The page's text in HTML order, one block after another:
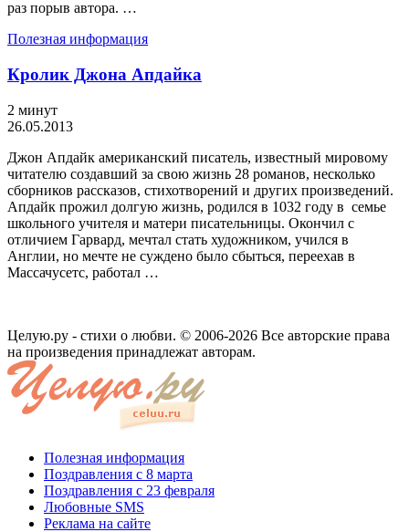
раз порыв автора. …
Полезная информация
Кролик Джона Апдайка
2 минут
26.05.2013
Джон Апдайк американский писатель, известный мировому
читателю создавший за свою жизнь 28 романов, несколько
сборников рассказов, стихотворений и других произведений.
Апдайк прожил долгую жизнь, родился в 1032 году в семье
школьного учителя и матери писательницы. Окончил с
отличием Гарвард, мечтал стать художником, учился в
Англии, но мечте не суждено было сбыться, переехав в
Массачусетс, работал …
Целую.ру - стихи о любви. © 2006-2026 Все авторские права
на произведения принадлежат авторам.
Полезная информация
Поздравления с 8 марта
Поздравления с 23 февраля
Любовные SMS
Реклама на сайте